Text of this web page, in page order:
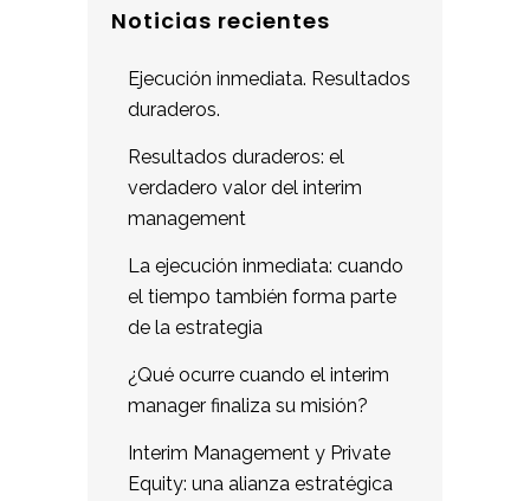
Noticias recientes
Ejecución inmediata. Resultados
duraderos.
Resultados duraderos: el
verdadero valor del interim
management
La ejecución inmediata: cuando
el tiempo también forma parte
de la estrategia
¿Qué ocurre cuando el interim
manager finaliza su misión?
Interim Management y Private
Equity: una alianza estratégica